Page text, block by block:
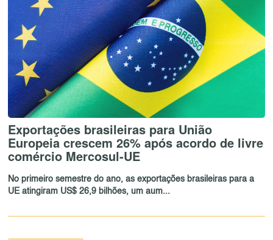
Exportações brasileiras para União
Europeia crescem 26% após acordo de livre
comércio Mercosul-UE
No primeiro semestre do ano, as exportações brasileiras para a
UE atingiram US$ 26,9 bilhões, um aum...